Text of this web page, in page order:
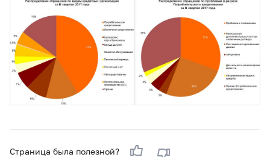
Страница была полезной?